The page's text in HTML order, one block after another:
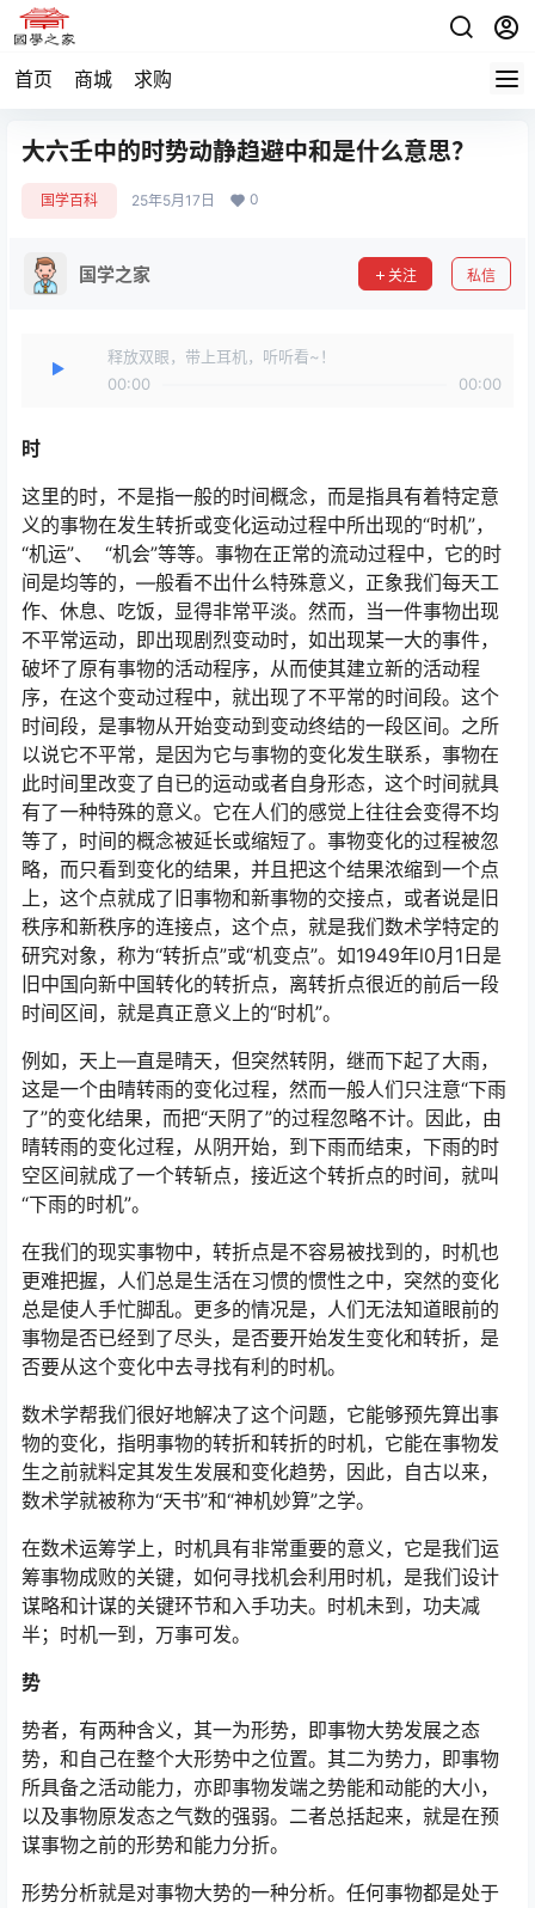
首页 商城 求购
大六壬中的时势动静趋避中和是什么意思？
国学百科 25年5月17日 0
国学之家 关注 私信
释放双眼，带上耳机，听听看~！
00:00
00:00
时
这里的时，不是指一般的时间概念，而是指具有着特定意
义的事物在发生转折或变化运动过程中所出现的“时机”，
“机运”、 “机会”等等。事物在正常的流动过程中，它的时
间是均等的，—般看不出什么特殊意义，正象我们每天工
作、休息、吃饭，显得非常平淡。然而，当一件事物出现
不平常运动，即出现剧烈变动时，如出现某一大的事件，
破坏了原有事物的活动程序，从而使其建立新的活动程
序，在这个变动过程中，就出现了不平常的时间段。这个
时间段，是事物从开始变动到变动终结的一段区间。之所
以说它不平常，是因为它与事物的变化发生联系，事物在
此时间里改变了自已的运动或者自身形态，这个时间就具
有了一种特殊的意义。它在人们的感觉上往往会变得不均
等了，时间的概念被延长或缩短了。事物变化的过程被忽
略，而只看到变化的结果，并且把这个结果浓缩到一个点
上，这个点就成了旧事物和新事物的交接点，或者说是旧
秩序和新秩序的连接点，这个点，就是我们数术学特定的
研究对象，称为“转折点”或“机变点”。如1949年l0月1日是
旧中国向新中国转化的转折点，离转折点很近的前后一段
时间区间，就是真正意义上的“时机”。
例如，天上—直是晴天，但突然转阴，继而下起了大雨，
这是一个由晴转雨的变化过程，然而一般人们只注意“下雨
了”的变化结果，而把“天阴了”的过程忽略不计。因此，由
晴转雨的变化过程，从阴开始，到下雨而结束，下雨的时
空区间就成了一个转斩点，接近这个转折点的时间，就叫
“下雨的时机”。
在我们的现实事物中，转折点是不容易被找到的，时机也
更难把握，人们总是生活在习惯的惯性之中，突然的变化
总是使人手忙脚乱。更多的情况是，人们无法知道眼前的
事物是否已经到了尽头，是否要开始发生变化和转折，是
否要从这个变化中去寻找有利的时机。
数术学帮我们很好地解决了这个问题，它能够预先算出事
物的变化，指明事物的转折和转折的时机，它能在事物发
生之前就料定其发生发展和变化趋势，因此，自古以来，
数术学就被称为“天书”和“神机妙算”之学。
在数术运筹学上，时机具有非常重要的意义，它是我们运
筹事物成败的关键，如何寻找机会利用时机，是我们设计
谋略和计谋的关键环节和入手功夫。时机未到，功夫减
半；时机一到，万事可发。
势
势者，有两种含义，其一为形势，即事物大势发展之态
势，和自己在整个大形势中之位置。其二为势力，即事物
所具备之活动能力，亦即事物发端之势能和动能的大小，
以及事物原发态之气数的强弱。二者总括起来，就是在预
谋事物之前的形势和能力分折。
形势分析就是对事物大势的一种分析。任何事物都是处于